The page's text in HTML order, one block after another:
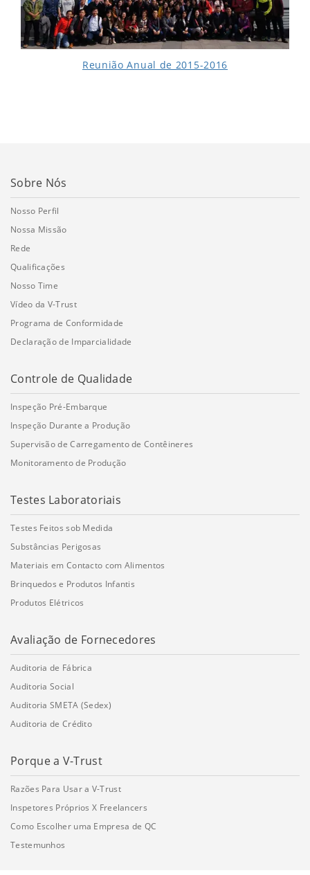
Reunião Anual de 2015-2016
Sobre Nós
Nosso Perfil
Nossa Missão
Rede
Qualificações
Nosso Time
Vídeo da V-Trust
Programa de Conformidade
Declaração de Imparcialidade
Controle de Qualidade
Inspeção Pré-Embarque
Inspeção Durante a Produção
Supervisão de Carregamento de Contêineres
Monitoramento de Produção
Testes Laboratoriais
Testes Feitos sob Medida
Substâncias Perigosas
Materiais em Contacto com Alimentos
Brinquedos e Produtos Infantis
Produtos Elétricos
Avaliação de Fornecedores
Auditoria de Fábrica
Auditoria Social
Auditoria SMETA (Sedex)
Auditoria de Crédito
Porque a V-Trust
Razões Para Usar a V-Trust
Inspetores Próprios X Freelancers
Como Escolher uma Empresa de QC
Testemunhos